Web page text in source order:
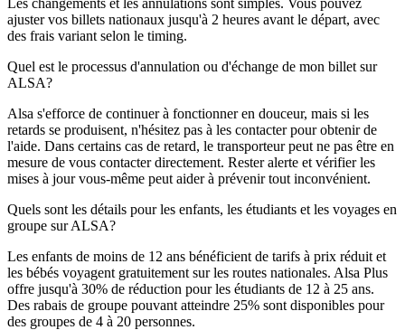
Les changements et les annulations sont simples. Vous pouvez
ajuster vos billets nationaux jusqu'à 2 heures avant le départ, avec
des frais variant selon le timing.
Quel est le processus d'annulation ou d'échange de mon billet sur
ALSA?
Alsa s'efforce de continuer à fonctionner en douceur, mais si les
retards se produisent, n'hésitez pas à les contacter pour obtenir de
l'aide. Dans certains cas de retard, le transporteur peut ne pas être en
mesure de vous contacter directement. Rester alerte et vérifier les
mises à jour vous-même peut aider à prévenir tout inconvénient.
Quels sont les détails pour les enfants, les étudiants et les voyages en
groupe sur ALSA?
Les enfants de moins de 12 ans bénéficient de tarifs à prix réduit et
les bébés voyagent gratuitement sur les routes nationales. Alsa Plus
offre jusqu'à 30% de réduction pour les étudiants de 12 à 25 ans.
Des rabais de groupe pouvant atteindre 25% sont disponibles pour
des groupes de 4 à 20 personnes.